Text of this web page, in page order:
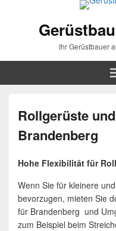
Ihr Gerüstbauer
Rollgerüste
Brandenberg
Hohe Flexibilität für
Wenn Sie für kleinere
bevorzugen, mieten Sie
für Brandenberg und
zum Beispiel beim